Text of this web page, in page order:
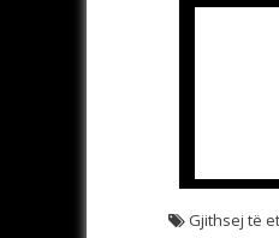
Gjithsej të